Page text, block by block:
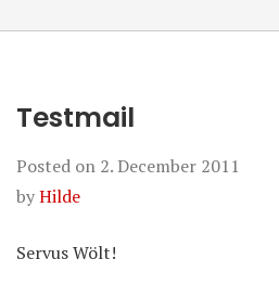
Testmail
Posted on 2. December 2011
byHilde
Servus Wölt!